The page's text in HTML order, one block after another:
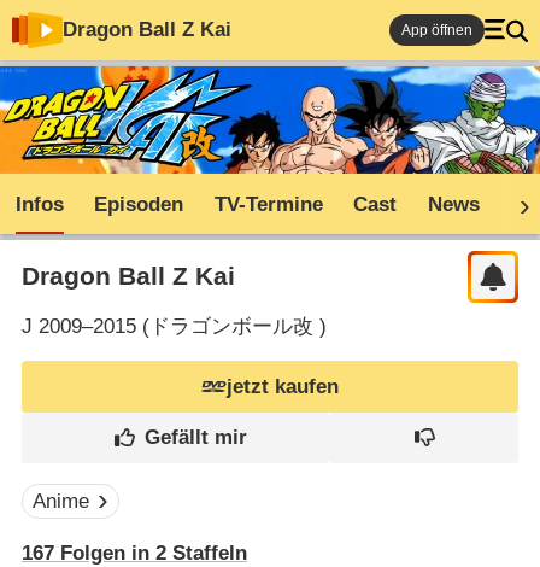
Dragon Ball Z Kai App öffnen
Infos Episoden TV-Termine Cast News
Dragon Ball Z Kai
J 2009–2015 (ドラゴンボール改 )
jetzt kaufen
Anime
167Folgen in 2Staffeln